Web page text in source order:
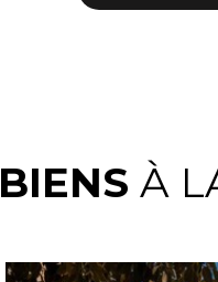
BIENS À